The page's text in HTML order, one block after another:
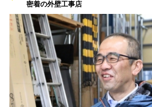
密着の外壁工事店